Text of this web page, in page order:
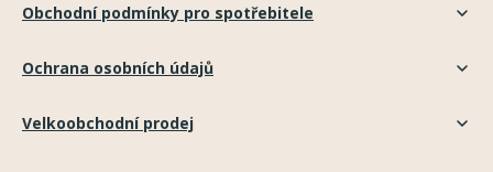
Obchodní podmínky pro spotřebitele
Ochrana osobních údajů
Velkoobchodní prodej